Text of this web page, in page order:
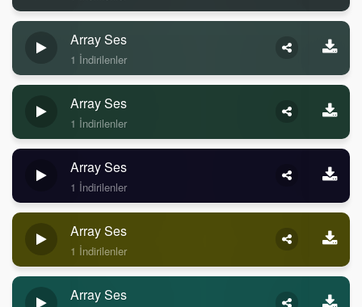
Array Ses
1 İndirilenler
Array Ses
1 İndirilenler
Array Ses
1 İndirilenler
Array Ses
1 İndirilenler
Array Ses